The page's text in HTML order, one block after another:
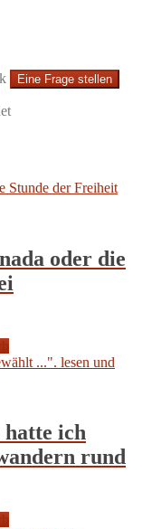
Eine Frage stellen
oder die
hatte ich
rund